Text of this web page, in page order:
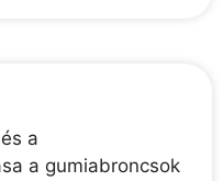
a
a gumiabroncsok